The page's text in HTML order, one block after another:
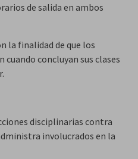
de salida en ambos
la finalidad de que los
concluyan sus clases
disciplinarias contra
involucrados en la